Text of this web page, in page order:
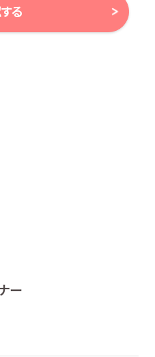
個人番号（以下「個人情報
する関係諸法令、ガイドラ
者の社内規程並びにこの
ます。
た場合及び法令等により例
人情報を取り扱います。
供を行うため
関連する商品・サービスの
る
ー